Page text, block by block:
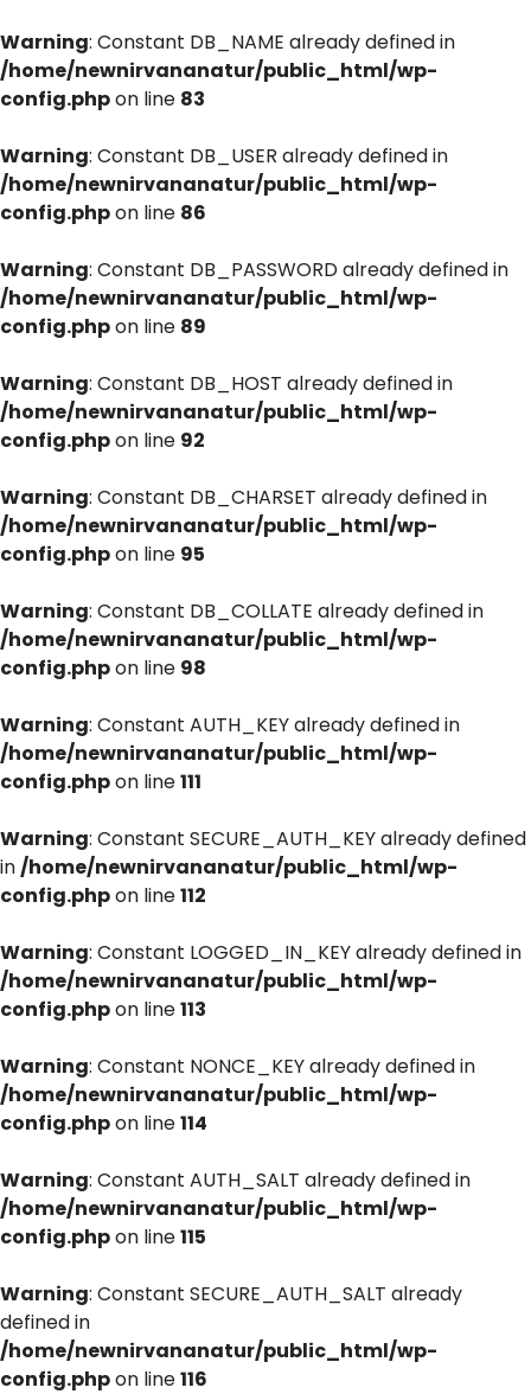
Warning: Constant DB_NAME already defined in
/home/newnirvananatur/public_html/wp-
config.phpon line 83
Warning: Constant DB_USER already defined in
/home/newnirvananatur/public_html/wp-
config.phpon line 86
Warning: Constant DB_PASSWORD already defined in
/home/newnirvananatur/public_html/wp-
config.phpon line 89
Warning: Constant DB_HOST already defined in
/home/newnirvananatur/public_html/wp-
config.phpon line 92
Warning: Constant DB_CHARSET already defined in
/home/newnirvananatur/public_html/wp-
config.phpon line 95
Warning: Constant DB_COLLATE already defined in
/home/newnirvananatur/public_html/wp-
config.phpon line 98
Warning: Constant AUTH_KEY already defined in
/home/newnirvananatur/public_html/wp-
config.phpon line111
Warning: Constant SECURE_AUTH_KEY already defined
in/home/newnirvananatur/public_html/wp-
config.phpon line112
Warning: Constant LOGGED_IN_KEY already defined in
/home/newnirvananatur/public_html/wp-
config.phpon line113
Warning: Constant NONCE_KEY already defined in
/home/newnirvananatur/public_html/wp-
config.phpon line114
Warning: Constant AUTH_SALT already defined in
/home/newnirvananatur/public_html/wp-
config.phpon line115
Warning: Constant SECURE_AUTH_SALT already
defined in
/home/newnirvananatur/public_html/wp-
config.phpon line116